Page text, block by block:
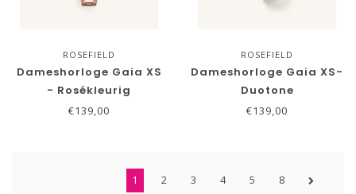
ROSEFIELD
Dameshorloge Gaia XS
- Rosékleurig
€139,00
ROSEFIELD
Dameshorloge Gaia XS-
Duotone
€139,00
1 2 3 4 5 8